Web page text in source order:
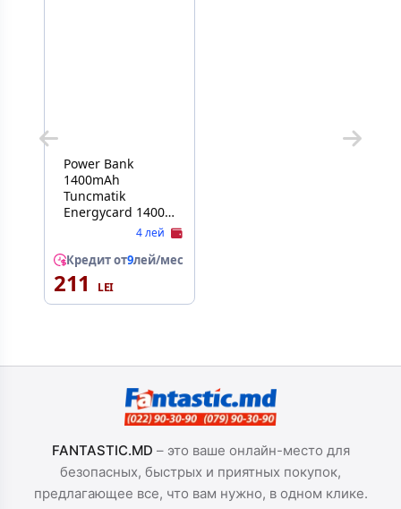
Power Bank
1400mAh
Tuncmatik
Energycard 1400‐
4 лей
Кредит от9лей/мес
211
FANTASTIC.MD – это ваше онлайн-место для
безопасных, быстрых и приятных покупок,
предлагающее все, что вам нужно, в одном клике.